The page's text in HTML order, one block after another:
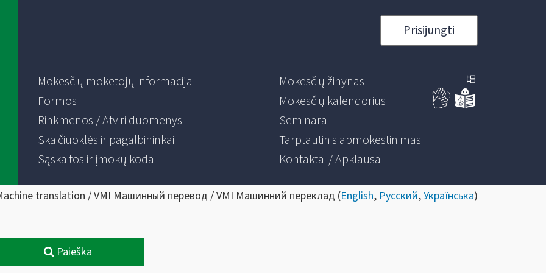
Prisijungti
Mokesčių mokėtojų informacija
Formos
Rinkmenos / Atviri duomenys
Skaičiuoklės ir pagalbininkai
Sąskaitos ir įmokų kodai
Mokesčių žinynas
Mokesčių kalendorius
Seminarai
Tarptautinis apmokestinimas
Kontaktai / Apklausa
translation / VMI Машинный перевод / VMI Машинний переклад (English, Русский,Українська)
Paieška